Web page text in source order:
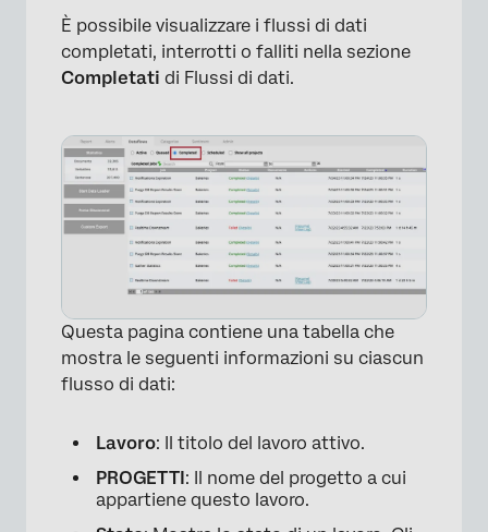
È possibile visualizzare i flussi di dati
completati, interrotti o falliti nella sezione
Completati di Flussi di dati.
Questa pagina contiene una tabella che
mostra le seguenti informazioni su ciascun
flusso di dati:
Lavoro: Il titolo del lavoro attivo.
PROGETTI: Il nome del progetto a cui
appartiene questo lavoro.